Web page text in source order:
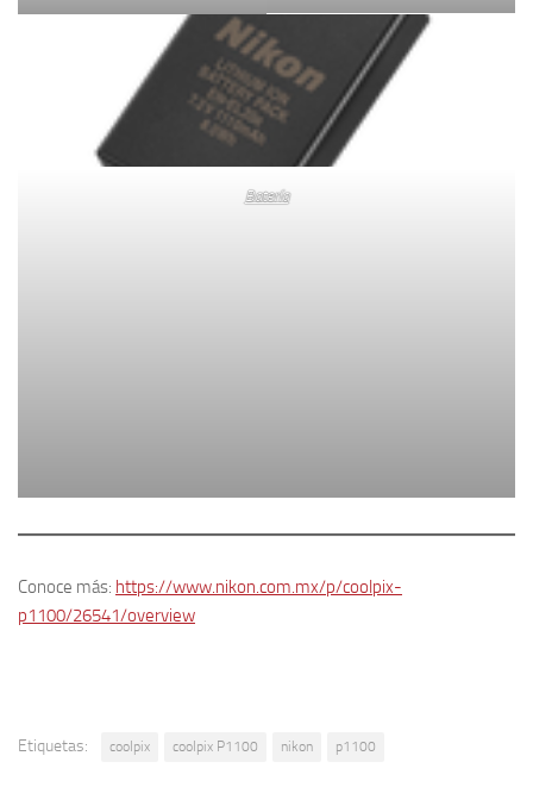
Batería
Conoce más: https://www.nikon.com.mx/p/coolpix-
p1100/26541/overview
Etiquetas: coolpix coolpix P1100 nikon p1100